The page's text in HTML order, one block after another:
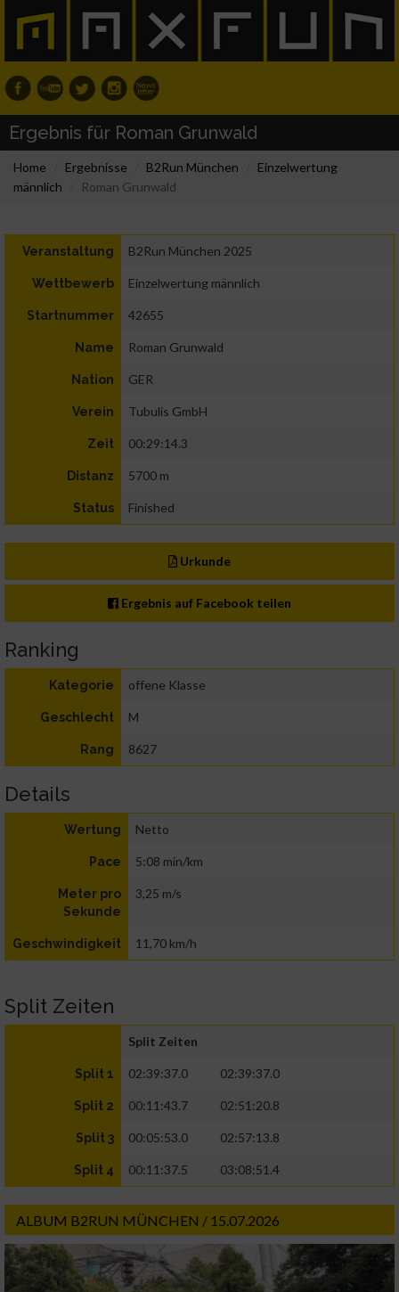
Ergebnis für Roman Grunwald
Home Ergebnisse B2Run München
Einzelwertung
männlich
Roman Grunwald
Veranstaltung B2Run München 2025
Wettbewerb Einzelwertung männlich
Startnummer 42655
Name Roman Grunwald
Nation GER
Verein Tubulis GmbH
Zeit 00:29:14.3
Distanz 5700 m
Status Finished
Urkunde
Ergebnis auf Facebook teilen
Ranking
Kategorie offene Klasse
Geschlecht M
Rang 8627
Details
Wertung Netto
Pace 5:08 min/km
Meter pro
Sekunde
3,25 m/s
Geschwindigkeit 11,70 km/h
Split Zeiten
Split Zeiten
Split 1 02:39:37.0 02:39:37.0
Split 2 00:11:43.7 02:51:20.8
Split 3 00:05:53.0 02:57:13.8
Split 4 00:11:37.5 03:08:51.4
ALBUM B2RUN MÜNCHEN / 15.07.2026